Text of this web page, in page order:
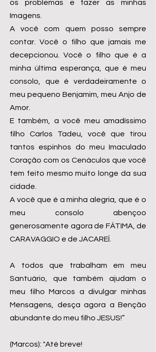
os problemas e fazer as minhas
Imagens.
A você com quem posso sempre
contar. Você o filho que jamais me
decepcionou. Você o filho que é a
minha última esperança, que é meu
consolo, que é verdadeiramente o
meu pequeno Benjamim, meu Anjo de
Amor.
E também, a você meu amadíssimo
filho Carlos Tadeu, você que tirou
tantos espinhos do meu Imaculado
Coração com os Cenáculos que você
tem feito mesmo muito longe da sua
cidade.
A você que é a minha alegria, que é o
meu consolo abençoo
generosamente agora de FÁTIMA, de
CARAVAGGIO e de JACAREÍ.
A todos que trabalham em meu
Santuário, que também ajudam o
meu filho Marcos a divulgar minhas
Mensagens, desça agora a Benção
abundante do meu filho JESUS!”
(Marcos): "Até breve!